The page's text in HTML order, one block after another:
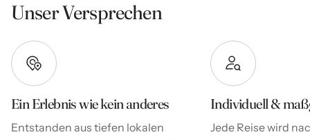
Unser Versprechen
Ein Erlebnis wie kein anderes
Entstanden aus tiefen lokalen
Individuell &
Jede Reise wird